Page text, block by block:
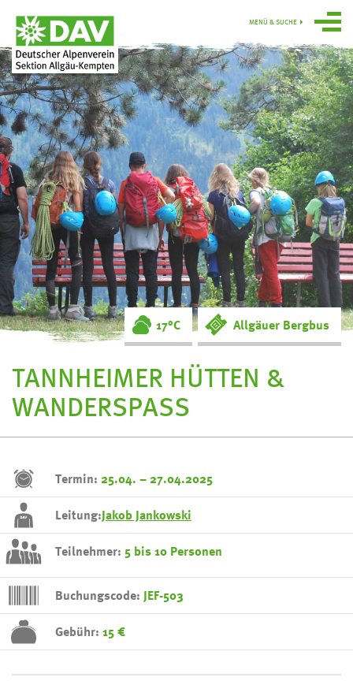
Über uns
Programm
Gruppen
Hütten
swoboda alpin
Service
Ortsgruppe
Obergünzburg
MENÜ & SUCHE
TANNHEIMER HÜTTEN &
WANDERSPASS
17°C Allgäuer Bergbus
Termin: 25.04. – 27.04.2025
Leitung:Jakob Jankowski
Teilnehmer: 5 bis 10 Personen
Buchungscode: JEF-503
Gebühr: 15 €